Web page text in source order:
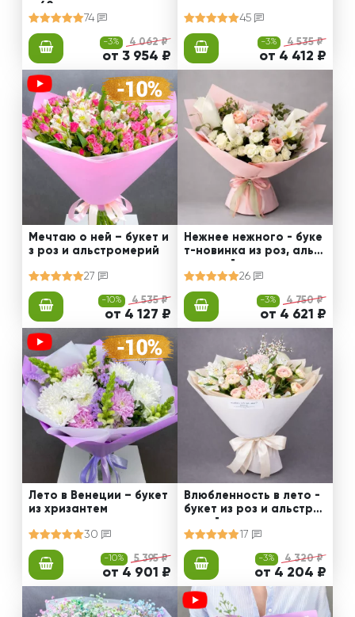
и 60 см
74
-3% 4 062 ₽
от 3 954 ₽
45
-3% 4 535 ₽
от 4 412 ₽
Мечтаю о ней – букет и
з роз и альстромерий
27
-10% 4 535 ₽
от 4 127 ₽
Нежнее нежного - буке
т-новинка из роз, альст
ромерий и калл
26
-3% 4 750 ₽
от 4 621 ₽
Лето в Венеции – букет
из хризантем
30
-10% 5 395 ₽
от 4 901 ₽
Влюбленность в лето -
букет из роз и альстро
мерий
17
-3% 4 320 ₽
от 4 204 ₽